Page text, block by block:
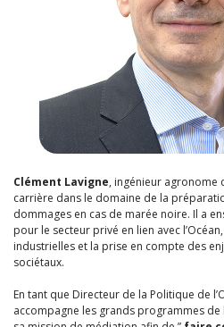
Clément Lavigne, ingénieur agronome
carrière dans le domaine de la
dommages en cas de marée noire. Il a
pour le secteur privé en lien avec
industrielles et la prise en compte des
sociétaux.
En tant que Directeur de la Politique de
accompagne les grands programmes